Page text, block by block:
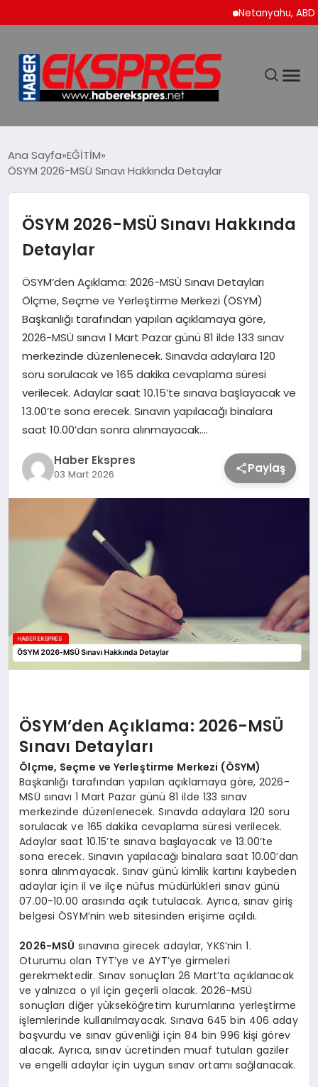
Netanyahu, ABD
SİYASET
YAŞAM
TEKNOLOJİ
SAĞLIK
EĞİTİM
Ana Sayfa EĞİTİM
ÖSYM 2026-MSÜ Sınavı Hakkında Detaylar
ÖSYM 2026-MSÜ Sınavı Hakkında
Detaylar
ÖSYM’den Açıklama: 2026-MSÜ Sınavı Detayları
Ölçme, Seçme ve Yerleştirme Merkezi (ÖSYM)
Başkanlığı tarafından yapılan açıklamaya göre,
2026-MSÜ sınavı 1 Mart Pazar günü 81 ilde 133 sınav
merkezinde düzenlenecek. Sınavda adaylara 120
soru sorulacak ve 165 dakika cevaplama süresi
verilecek. Adaylar saat 10.15’te sınava başlayacak ve
13.00’te sona erecek. Sınavın yapılacağı binalara
saat 10.00’dan sonra alınmayacak….
Haber Ekspres
03 Mart 2026 Paylaş
ÖSYM’den Açıklama: 2026-MSÜ
Sınavı Detayları
Ölçme, Seçme ve Yerleştirme Merkezi (ÖSYM)
Başkanlığı tarafından yapılan açıklamaya göre, 2026-
MSÜ sınavı 1 Mart Pazar günü 81 ilde 133 sınav
merkezinde düzenlenecek. Sınavda adaylara 120 soru
sorulacak ve 165 dakika cevaplama süresi verilecek.
Adaylar saat 10.15’te sınava başlayacak ve 13.00’te
sona erecek. Sınavın yapılacağı binalara saat 10.00’dan
sonra alınmayacak. Sınav günü kimlik kartını kaybeden
adaylar için il ve ilçe nüfus müdürlükleri sınav günü
07.00-10.00 arasında açık tutulacak. Ayrıca, sınav giriş
belgesi ÖSYM’nin web sitesinden erişime açıldı.
2026-MSÜ sınavına girecek adaylar, YKS’nin 1.
Oturumu olan TYT’ye ve AYT’ye girmeleri
gerekmektedir. Sınav sonuçları 26 Mart’ta açıklanacak
ve yalnızca o yıl için geçerli olacak. 2026-MSÜ
sonuçları diğer yükseköğretim kurumlarına yerleştirme
işlemlerinde kullanılmayacak. Sınava 645 bin 406 aday
başvurdu ve sınav güvenliği için 84 bin 996 kişi görev
alacak. Ayrıca, sınav ücretinden muaf tutulan gaziler
ve engelli adaylar için uygun sınav ortamı sağlanacak.